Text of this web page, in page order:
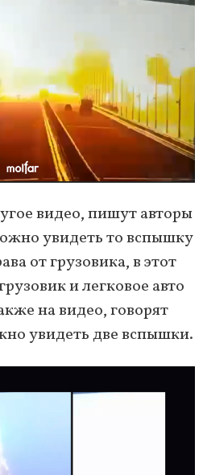
видео, пишут авторы
увидеть то вспышку
от грузовика, в этот
и легковое авто
на видео, говорят
увидеть две вспышки.